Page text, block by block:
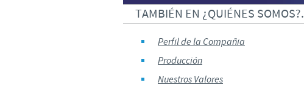
TAMBIÉN EN ¿QUIÉNES SOMOS?.
Perfil de la Compañia
Producción
Nuestros Valores